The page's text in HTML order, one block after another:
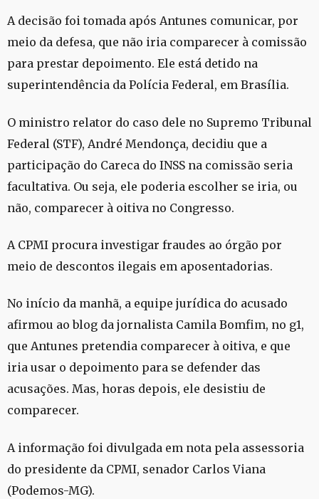
A decisão foi tomada após Antunes comunicar, por
meio da defesa, que não iria comparecer à comissão
para prestar depoimento. Ele está detido na
superintendência da Polícia Federal, em Brasília.
O ministro relator do caso dele no Supremo Tribunal
Federal (STF), André Mendonça, decidiu que a
participação do Careca do INSS na comissão seria
facultativa. Ou seja, ele poderia escolher se iria, ou
não, comparecer à oitiva no Congresso.
A CPMI procura investigar fraudes ao órgão por
meio de descontos ilegais em aposentadorias.
No início da manhã, a equipe jurídica do acusado
afirmou ao blog da jornalista Camila Bomfim, no g1,
que Antunes pretendia comparecer à oitiva, e que
iria usar o depoimento para se defender das
acusações. Mas, horas depois, ele desistiu de
comparecer.
A informação foi divulgada em nota pela assessoria
do presidente da CPMI, senador Carlos Viana
(Podemos-MG).